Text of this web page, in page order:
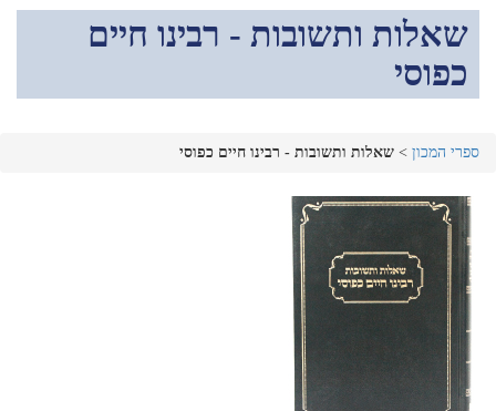
שאלות ותשובות - רבינו חיים
כפוסי
ספרי המכון > שאלות ותשובות - רבינו חיים כפוסי